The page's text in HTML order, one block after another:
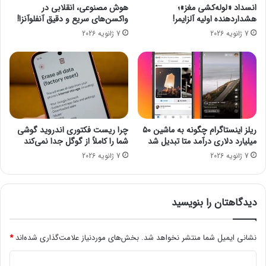
ه
ی
غ
و
ر
ن
ن
ه
و
ی
ن
پ
ر
انسداد «لوله‌کشی مغز»؛
هشداردهنده اولیه آلزایمر!
7 ژانویه 2026
هوش مصنوعی، انقلابی در
واکسن‌های سریع و دقیق آنفلوآنزا!
7 ژانویه 2026
ریلز اینستاگرام چگونه به ماشین ۵۰
میلیارد دلاری درآمد متا تبدیل شد
7 ژانویه 2026
چرا ریست فکتوری اندروید گوشی
شما را کاملاً از گوگل جدا نمی‌کند
7 ژانویه 2026
دیدگاهتان را بنویسید
نشانی ایمیل شما منتشر نخواهد شد. بخش‌های موردنیاز علامت‌گذاری شده‌اند*